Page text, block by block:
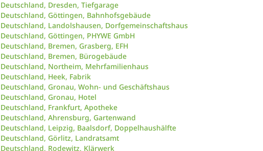
Deutschland, Dresden, Tiefgarage
Deutschland, Göttingen, Bahnhofsgebäude
Deutschland, Landolshausen, Dorfgemeinschaftshaus
Deutschland, Göttingen, PHYWE GmbH
Deutschland, Bremen, Grasberg, EFH
Deutschland, Bremen, Bürogebäude
Deutschland, Northeim, Mehrfamilienhaus
Deutschland, Heek, Fabrik
Deutschland, Gronau, Wohn- und Geschäftshaus
Deutschland, Gronau, Hotel
Deutschland, Frankfurt, Apotheke
Deutschland, Ahrensburg, Gartenwand
Deutschland, Leipzig, Baalsdorf, Doppelhaushälfte
Deutschland, Görlitz, Landratsamt
Deutschland, Rodewitz, Klärwerk